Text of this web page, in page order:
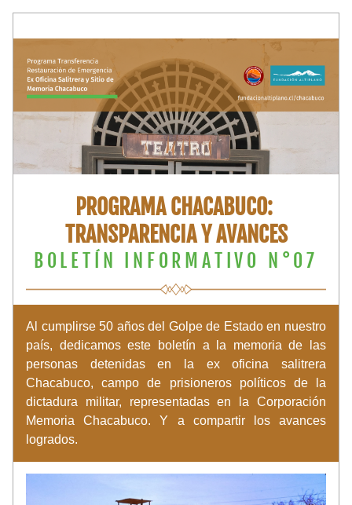
PROGRAMA CHACABUCO:
TRANSPARENCIA Y AVANCES
BOLETÍN INFORMATIVO N°07
Al cumplirse 50 años del Golpe de Estado en nuestro
país, dedicamos este boletín a la memoria de las
personas detenidas en la ex oficina salitrera
Chacabuco, campo de prisioneros políticos de la
dictadura militar, representadas en la Corporación
Memoria Chacabuco. Y a compartir los avances
logrados.